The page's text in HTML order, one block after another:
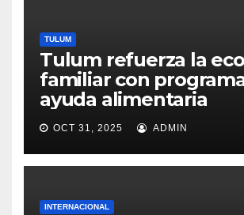
TULUM
Tulum refuerza la
familiar con
ayuda alimentaria
OCT 31, 2025 ADMIN
INTERNACIONAL